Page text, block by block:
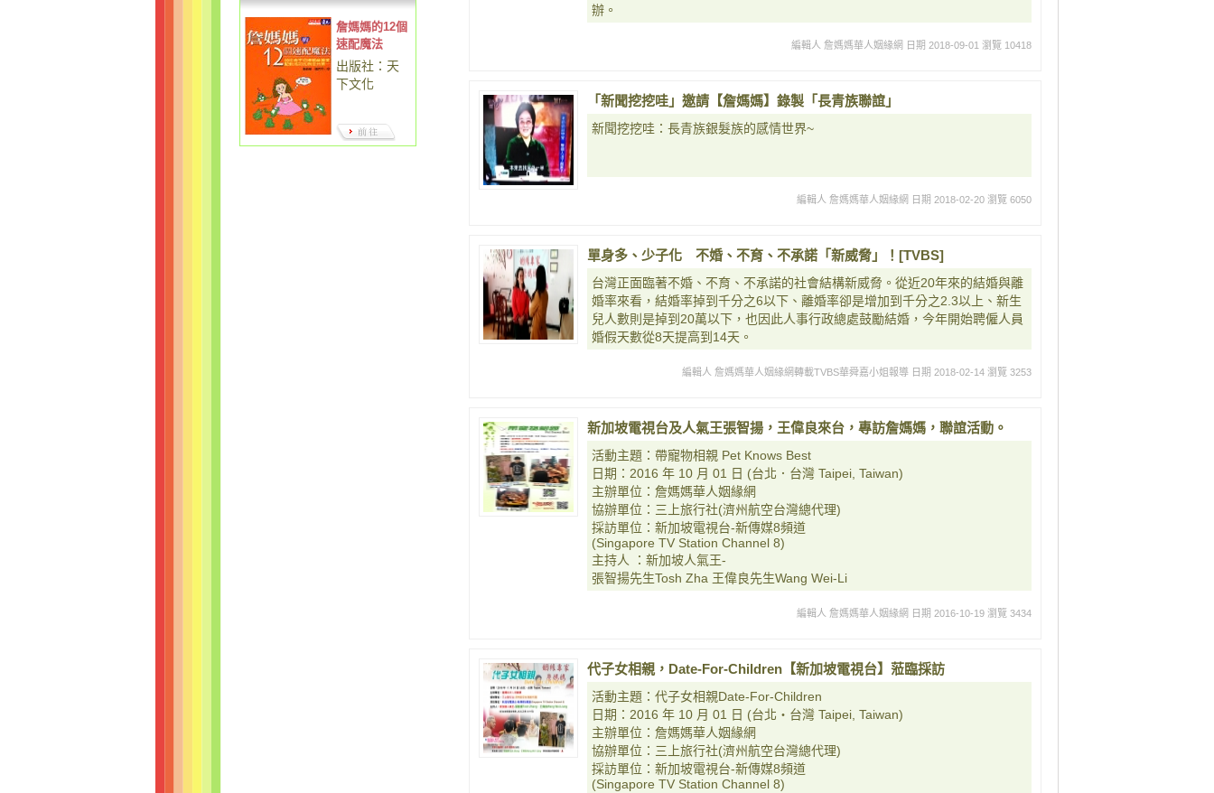
詹媽媽的12個
速配魔法
出版社：天
下文化
辦。
編輯人 詹媽媽華人姻緣網 日期 2018-09-01 瀏覽 10418
「新聞挖挖哇」邀請【詹媽媽】錄製「長青族聯誼」
新聞挖挖哇：長青族銀髮族的感情世界~
編輯人 詹媽媽華人姻緣網 日期 2018-02-20 瀏覽 6050
單身多、少子化 不婚、不育、不承諾「新威脅」！[TVBS]
台灣正面臨著不婚、不育、不承諾的社會結構新威脅。從近20年來的結婚與離
婚率來看，結婚率掉到千分之6以下、離婚率卻是增加到千分之2.3以上、新生
兒人數則是掉到20萬以下，也因此人事行政總處鼓勵結婚，今年開始聘僱人員
婚假天數從8天提高到14天。
編輯人 詹媽媽華人姻緣網轉載TVBS華舜嘉小姐報導 日期 2018-02-14 瀏覽 3253
新加坡電視台及人氣王張智揚，王偉良來台，專訪詹媽媽，聯誼活動。
活動主題：帶寵物相親 Pet Knows Best
日期：2016 年 10 月 01 日 (台北．台灣 Taipei, Taiwan)
主辦單位：詹媽媽華人姻緣網
協辦單位：三上旅行社(濟州航空台灣總代理)
採訪單位：新加坡電視台-新傳媒8頻道
(Singapore TV Station Channel 8)
主持人 ：新加坡人氣王-
張智揚先生Tosh Zha 王偉良先生Wang Wei-Li
編輯人 詹媽媽華人姻緣網 日期 2016-10-19 瀏覽 3434
代子女相親，Date-For-Children【新加坡電視台】蒞臨採訪
活動主題：代子女相親Date-For-Children
日期：2016 年 10 月 01 日 (台北‧台灣 Taipei, Taiwan)
主辦單位：詹媽媽華人姻緣網
協辦單位：三上旅行社(濟州航空台灣總代理)
採訪單位：新加坡電視台-新傳媒8頻道
(Singapore TV Station Channel 8)